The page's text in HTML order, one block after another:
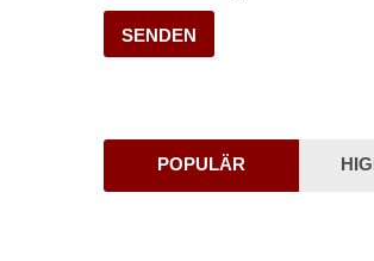
POPULÄR